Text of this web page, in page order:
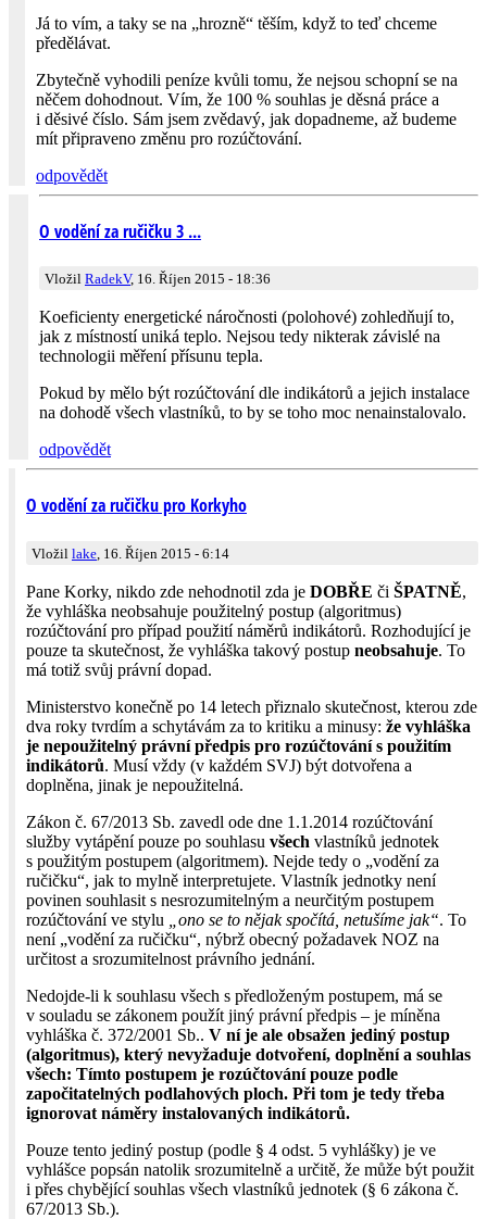
Já to vím, a taky se na „hrozně“ těším, když to teď chceme
předělávat.
Zbytečně vyhodili peníze kvůli tomu, že nejsou schopní se na
něčem dohodnout. Vím, že 100 % souhlas je děsná práce a
i děsivé číslo. Sám jsem zvědavý, jak dopadneme, až budeme
mít připraveno změnu pro rozúčtování.
odpovědět
O vodění za ručičku 3 ...
Vložil RadekV, 16. Říjen 2015 - 18:36
Koeficienty energetické náročnosti (polohové) zohledňují to,
jak z místností uniká teplo. Nejsou tedy nikterak závislé na
technologii měření přísunu tepla.
Pokud by mělo být rozúčtování dle indikátorů a jejich instalace
na dohodě všech vlastníků, to by se toho moc nenainstalovalo.
odpovědět
O vodění za ručičku pro Korkyho
Vložil lake , 16. Říjen 2015 - 6:14
Pane Korky, nikdo zde nehodnotil zda je DOBŘE či ŠPATNĚ,
že vyhláška neobsahuje použitelný postup (algoritmus)
rozúčtování pro případ použití náměrů indikátorů. Rozhodující je
pouze ta skutečnost, že vyhláška takový postup neobsahuje. To
má totiž svůj právní dopad.
Ministerstvo konečně po 14 letech přiznalo skutečnost, kterou zde
dva roky tvrdím a schytávám za to kritiku a minusy: že vyhláška
je nepoužitelný právní předpis pro rozúčtování s použitím
indikátorů. Musí vždy (v každém SVJ) být dotvořena a
doplněna, jinak je nepoužitelná.
Zákon č. 67/2013 Sb. zavedl ode dne 1.1.2014 rozúč­tování
služby vytápění pouze po souhlasu všech vlastníků jednotek
s použitým postupem (algoritmem). Nejde tedy o „vodění za
ručičku“, jak to mylně interpretujete. Vlastník jednotky není
povinen souhlasit s nesrozumitelným a neurčitým postupem
rozúčtování ve stylu
„ono se to nějak spočítá, netušíme jak“. To
není „vodění za ručičku“, nýbrž obecný požadavek NOZ na
určitost a srozumitelnost právního jednání.
Nedojde-li k souhlasu všech s předloženým postupem, má se
v souladu se zákonem použít jiný právní předpis – je míněna
vyhláška č. 372/2001 Sb.. V ní je ale obsažen jediný postup
(algoritmus), který nevyžaduje dotvoření, doplnění a souhlas
všech: Tímto postupem je rozúčtování pouze podle
započitatelných podlahových ploch. Při tom je tedy třeba
ignorovat náměry instalovaných indikátorů.
Pouze tento jediný postup (podle § 4 odst. 5 vyhlášky) je ve
vyhlášce popsán natolik srozumitelně a určitě, že může být použit
i přes chybějící souhlas všech vlastníků jednotek (§ 6 zákona č.
67/2013 Sb.).